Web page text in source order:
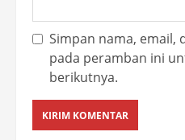
Simpan nama, email,
pada peramban ini
berikutnya.